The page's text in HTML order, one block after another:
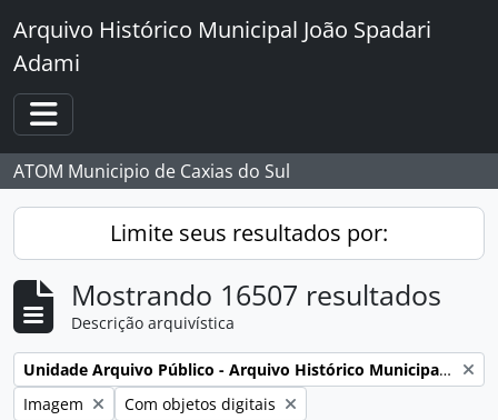
Skip to main content
Arquivo Histórico Municipal João Spadari
Adami
Toggle navigation
ATOM Municipio de Caxias do Sul
Limite seus resultados por:
Mostrando 16507 resultados
Descrição arquivística
Remover filtro:
Unidade Arquivo Público - Arquivo Histórico Municipal João Spadari Adami
Remover filtro:
Imagem Remover filtro:
Com objetos digitais